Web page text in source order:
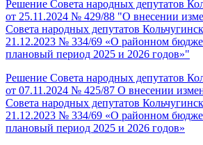
Решение Совета народных депутатов
от 25.11.2024 № 429/88 "О внесении
Совета народных депутатов
21.12.2023 № 334/69 «О районном
плановый период 2025 и 2026 годов»"
Решение Совета народных депутатов
от 07.11.2024 № 425/87 О внесении
Совета народных депутатов
21.12.2023 № 334/69 «О районном
плановый период 2025 и 2026 годов»